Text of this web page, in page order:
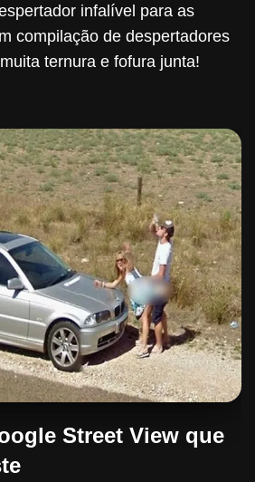
infalível para as
compilação de despertadores
ternura e fofura junta!
Street View que